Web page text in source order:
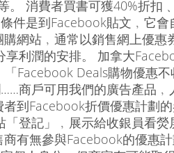
消費者買書可獲40%折扣
件是到Facebook貼文﹐它
網站﹐通常以銷售網上優惠
利潤的安排。 加拿大
Facebook Deals購物優惠
商戶可用我們的廣告產品﹐
到Facebook折價優惠計劃
登記」﹐展示給收銀員看
有無參與Facebook的優惠